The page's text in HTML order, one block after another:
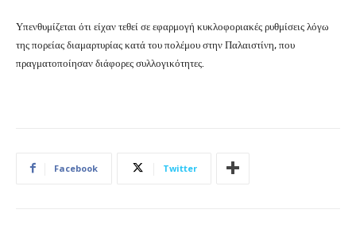
Υπενθυμίζεται ότι είχαν τεθεί σε εφαρμογή κυκλοφοριακές ρυθμίσεις λόγω
της πορείας διαμαρτυρίας κατά του πολέμου στην Παλαιστίνη, που
πραγματοποίησαν διάφορες συλλογικότητες.
Facebook Twitter